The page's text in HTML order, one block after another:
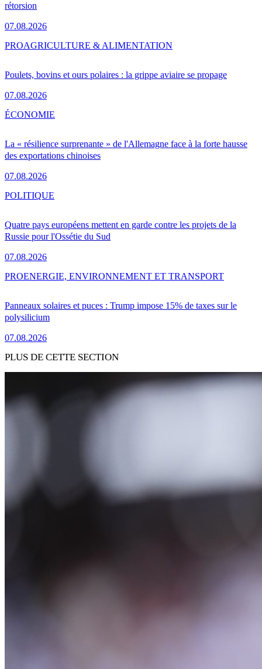
rétorsion
07.08.2026
Poulets, bovins et ours polaires : la grippe aviaire se propage
07.08.2026
PROAGRICULTURE & ALIMENTATION
La « résilience surprenante » de l'Allemagne face à la forte hausse
des exportations chinoises
07.08.2026
ÉCONOMIE
Quatre pays européens mettent en garde contre les projets de la
Russie pour l'Ossétie du Sud
07.08.2026
POLITIQUE
Panneaux solaires et puces : Trump impose 15% de taxes sur le
polysilicium
07.08.2026
PROENERGIE, ENVIRONNEMENT ET TRANSPORT
PLUS DE CETTE SECTION